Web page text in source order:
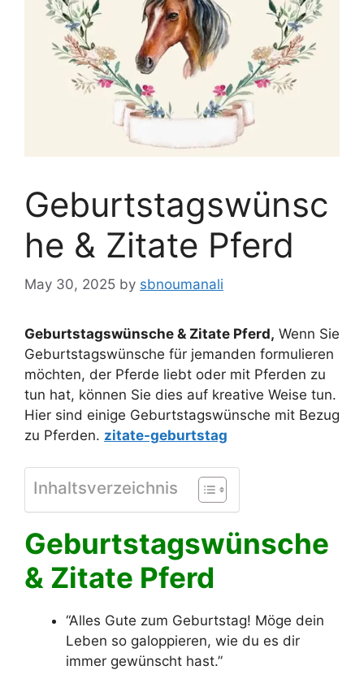
Geburtstagswünsc
he & Zitate Pferd
May 30, 2025 by sbnoumanali
Geburtstagswünsche & Zitate Pferd, Wenn Sie
Geburtstagswünsche für jemanden formulieren
möchten, der Pferde liebt oder mit Pferden zu
tun hat, können Sie dies auf kreative Weise tun.
Hier sind einige Geburtstagswünsche mit Bezug
zu Pferden. zitate-geburtstag
Inhaltsverzeichnis
Geburtstagswünsche
& Zitate Pferd
“Alles Gute zum Geburtstag! Möge dein
Leben so galoppieren, wie du es dir
immer gewünscht hast.”